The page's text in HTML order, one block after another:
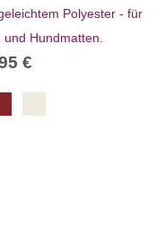
Polyester - für
Hundmatten.
€